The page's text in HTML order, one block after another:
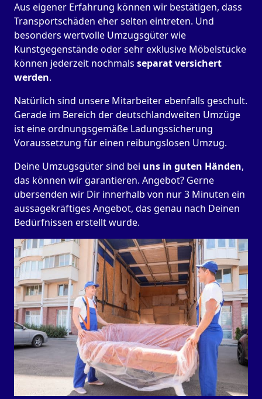
Aus eigener Erfahrung können wir bestätigen, dass
Transportschäden eher selten eintreten. Und
besonders wertvolle Umzugsgüter wie
Kunstgegenstände oder sehr exklusive Möbelstücke
können jederzeit nochmals separat versichert
werden.
Natürlich sind unsere Mitarbeiter ebenfalls geschult.
Gerade im Bereich der deutschlandweiten Umzüge
ist eine ordnungsgemäße Ladungssicherung
Voraussetzung für einen reibungslosen Umzug.
Deine Umzugsgüter sind bei uns in guten Händen,
das können wir garantieren. Angebot? Gerne
übersenden wir Dir innerhalb von nur 3 Minuten ein
aussagekräftiges Angebot, das genau nach Deinen
Bedürfnissen erstellt wurde.